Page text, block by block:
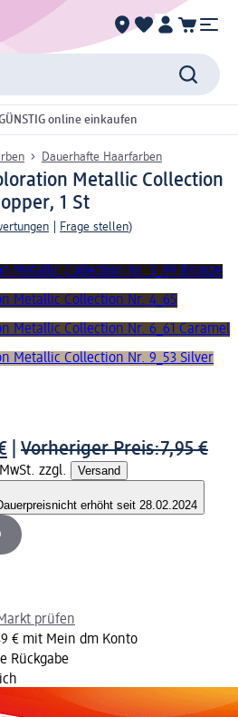
online einkaufen
Dauerhafte Haarfarben
Metallic Collection
1 St
Frage stellen)
Metallic Collection Nr. 3_89 Bronze
Metallic Collection Nr. 4_65
Metallic Collection Nr. 6_61 Caramel
Metallic Collection Nr. 9_53 Silver
Vorheriger Preis:7,95 €
zzgl. Versand
nicht erhöht seit 28.02.2024
prüfen
€ mit Mein dm Konto
Rückgabe